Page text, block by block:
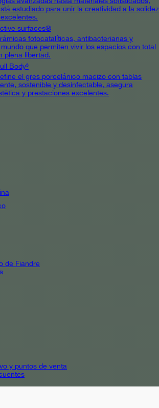
estudiado para unir la creatividad a la solidez
surfaces®
fotocatalíticas, antibacterianas y
que permiten vivir los espacios con total
plena libertad.
Body³
el gres porcelánico macizo con tablas
sostenible y desinfectable, asegura
y prestaciones excelentes.
de Fiandre
y puntos de venta